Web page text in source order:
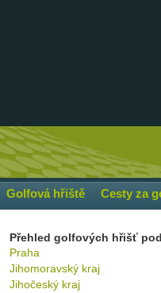
Golfová hřiště Cesty za
Přehled golfových hřišť
Praha
Jihomoravský kraj
Jihočeský kraj